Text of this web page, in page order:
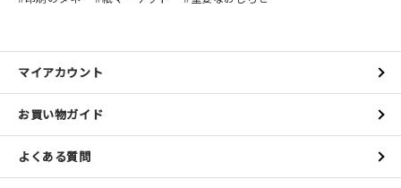
マイアカウント
お買い物ガイド
よくある質問